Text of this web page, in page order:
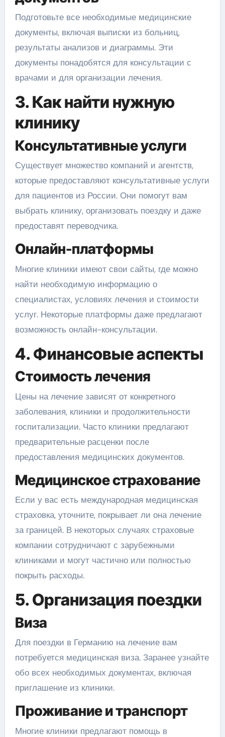
Подготовьте все необходимые медицинские
документы, включая выписки из больниц,
результаты анализов и диаграммы. Эти
документы понадобятся для консультации с
врачами и для организации лечения.
3. Как найти нужную
клинику
Консультативные услуги
Существует множество компаний и агентств,
которые предоставляют консультативные услуги
для пациентов из России. Они помогут вам
выбрать клинику, организовать поездку и даже
предоставят переводчика.
Онлайн-платформы
Многие клиники имеют свои сайты, где можно
найти необходимую информацию о
специалистах, условиях лечения и стоимости
услуг. Некоторые платформы даже предлагают
возможность онлайн-консультации.
4. Финансовые аспекты
Стоимость лечения
Цены на лечение зависят от конкретного
заболевания, клиники и продолжительности
госпитализации. Часто клиники предлагают
предварительные расценки после
предоставления медицинских документов.
Медицинское страхование
Если у вас есть международная медицинская
страховка, уточните, покрывает ли она лечение
за границей. В некоторых случаях страховые
компании сотрудничают с зарубежными
клиниками и могут частично или полностью
покрыть расходы.
5. Организация поездки
Виза
Для поездки в Германию на лечение вам
потребуется медицинская виза. Заранее узнайте
обо всех необходимых документах, включая
приглашение из клиники.
Проживание и транспорт
Многие клиники предлагают помощь в